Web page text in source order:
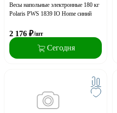
Весы напольные электронные 180 кг
Polaris PWS 1839 IO Home синий
2 176 ₽/шт
Сегодня